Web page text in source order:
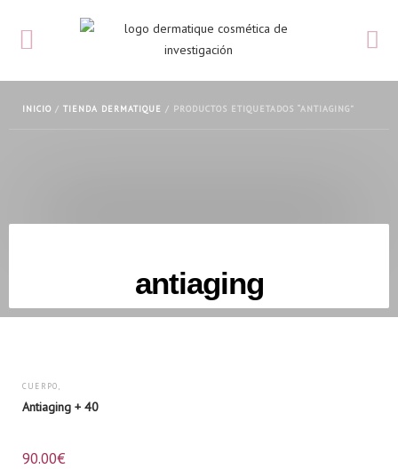
INICIO / TIENDA DERMATIQUE / PRODUCTOS ETIQUETADOS “ANTIAGING”
antiaging
CUERPO
ROSTRO
Antiaging + 40
90.00€